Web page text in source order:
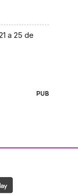
a 25 de
PUB